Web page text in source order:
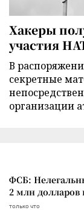
Хакеры
участия
В
секретные
организации
ФСБ:
2 млн долларов
только что